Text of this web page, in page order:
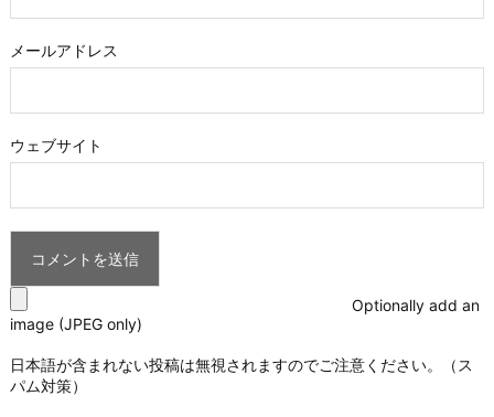
メールアドレス
ウェブサイト
Optionally add an
image (JPEG only)
日本語が含まれない投稿は無視されますのでご注意ください。（ス
パム対策）